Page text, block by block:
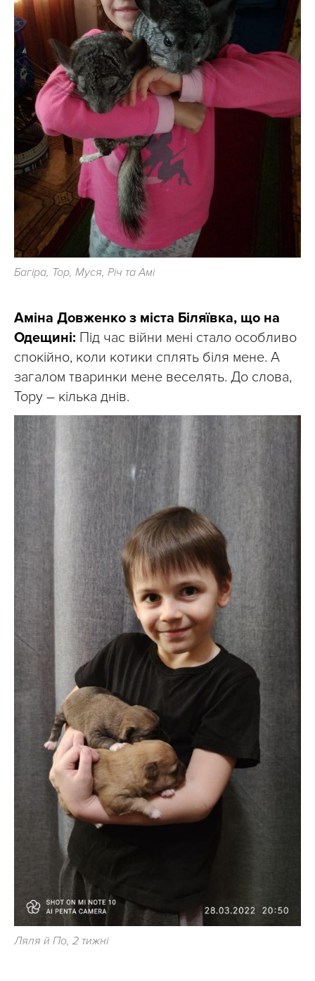
Багіра, Тор, Муся, Річ та Амі
Аміна Довженко з міста Біляївка, що на
Одещині: Під час війни мені стало особливо
спокійно, коли котики сплять біля мене. А
загалом тваринки мене веселять. До слова,
Тору – кілька днів.
Ляля й По, 2 тижні